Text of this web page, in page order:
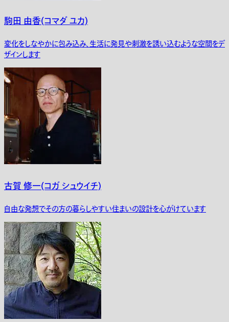
駒田 由香(コマダ ユカ)
変化をしなやかに包み込み、生活に発見や刺激を誘い込むような空間をデ
ザインします
古賀 修一(コガ シュウイチ)
自由な発想でその方の暮らしやすい住まいの設計を心がけています